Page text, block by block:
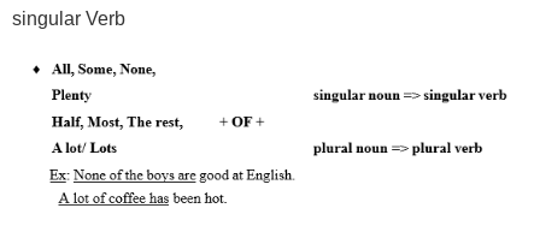
singular Verb